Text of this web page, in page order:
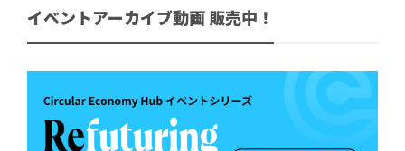
イベントアーカイブ動画 販売中！